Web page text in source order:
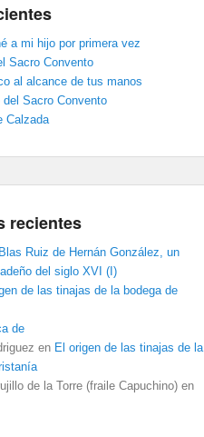
a mi hijo por primera vez
Sacro Convento
al alcance de tus manos
Sacro Convento
Calzada
recientes
Blas Ruiz de Hernán González, un
del siglo XVI (I)
de las tinajas de la bodega de
de
en El origen de las tinajas de la
de la Torre (fraile Capuchino) en